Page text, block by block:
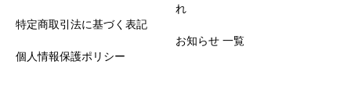
特定商取引法に基づく表記
個人情報保護ポリシー
れ
お知らせ 一覧